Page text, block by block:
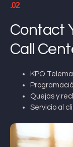
.02
Contact
Call
KPO
Quejas y
Servicio al